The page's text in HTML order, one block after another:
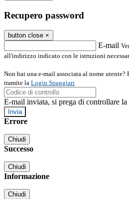
Recupero password
button close ×
E-mail
all'indirizzo indicato con le istruzioni
Non hai una e-mail associata al nome utente?
tramite la Login Spaggiari
E-mail inviata, si prega di controllare la
Errore
Chiudi
Successo
Chiudi
Informazione
Chiudi